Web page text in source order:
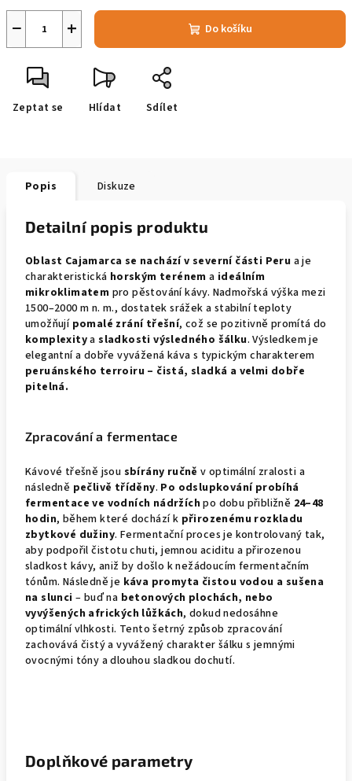
+
− Do košíku
Zeptat se Hlídat Sdílet
Popis Diskuze
Detailní popis produktu
Oblast Cajamarca se nachází v severní části Peru a je
charakteristická horským terénem a ideálním
mikroklimatem pro pěstování kávy. Nadmořská výška mezi
1500–2000 m n. m., dostatek srážek a stabilní teploty
umožňují pomalé zrání třešní, což se pozitivně promítá do
komplexityasladkosti výsledného šálku.Výsledkem je
elegantní a dobře vyvážená káva s typickým charakterem
peruánského terroiru – čistá, sladká a velmi dobře
pitelná.
Zpracování a fermentace
Kávové třešně jsou sbírány ručně v optimální zralosti a
následně pečlivě tříděny. Po odslupkování probíhá
fermentace ve vodních nádržích po dobu přibližně 24–48
hodin, během které dochází k přirozenému rozkladu
zbytkové dužiny. Fermentační proces je kontrolovaný tak,
aby podpořil čistotu chuti, jemnou aciditu a přirozenou
sladkost kávy, aniž by došlo k nežádoucím fermentačním
tónům. Následně je káva promyta čistou vodou a sušena
na slunci – buď na betonových plochách, nebo
vyvýšených afrických lůžkách, dokud nedosáhne
optimální vlhkosti. Tento šetrný způsob zpracování
zachovává čistý a vyvážený charakter šálku s jemnými
ovocnými tóny a dlouhou sladkou dochutí.
Doplňkové parametry